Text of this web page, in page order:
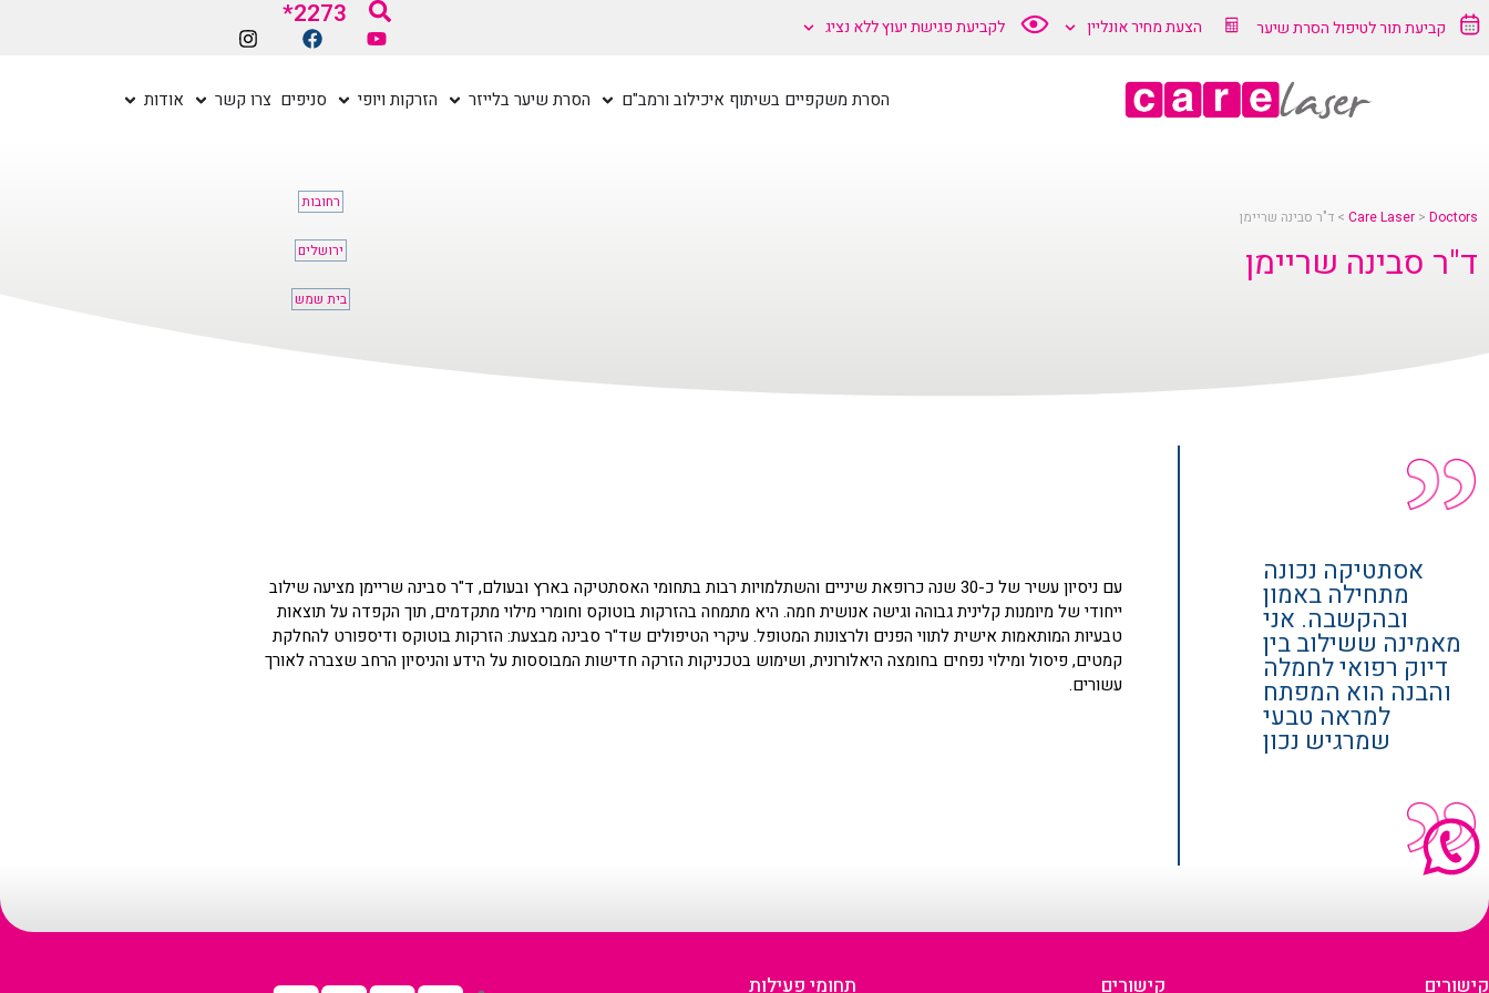
ד"ר
Care
Laser
קביעת תור לטיפול הסרת שיער הצעת מחיר אונליין לקביעת פגישת יעוץ ללא נציג 2273*
הסרת משקפיים בשיתוף איכילוב ורמב"ם הסרת שיער בלייזר הזרקות ויופי סניפים צרו קשר אודות
Care Laser > Doctors
> ד"ר סבינה שריימן
ד"ר סבינה שריימן
רחובות
ירושלים
בית שמש
אסתטיקה נכונה
מתחילה באמון
ובהקשבה. אני
מאמינה ששילוב בין
דיוק רפואי לחמלה
והבנה הוא המפתח
למראה טבעי
שמרגיש נכון
עם ניסיון עשיר של כ-30 שנה כרופאת שיניים והשתלמויות רבות בתחומי האסתטיקה בארץ ובעולם, ד"ר סבינה שריימן מציעה שילוב
ייחודי של מיומנות קלינית גבוהה וגישה אנושית חמה. היא מתמחה בהזרקות בוטוקס וחומרי מילוי מתקדמים, תוך הקפדה על תוצאות
טבעיות המותאמות אישית לתווי הפנים ולרצונות המטופל. עיקרי הטיפולים שד"ר סבינה מבצעת: הזרקות בוטוקס ודיספורט להחלקת
קמטים, פיסול ומילוי נפחים בחומצה היאלורונית, ושימוש בטכניקות הזרקה חדישות המבוססות על הידע והניסיון הרחב שצברה לאורך
עשורים.
קישורים קישורים תחומי פעילות